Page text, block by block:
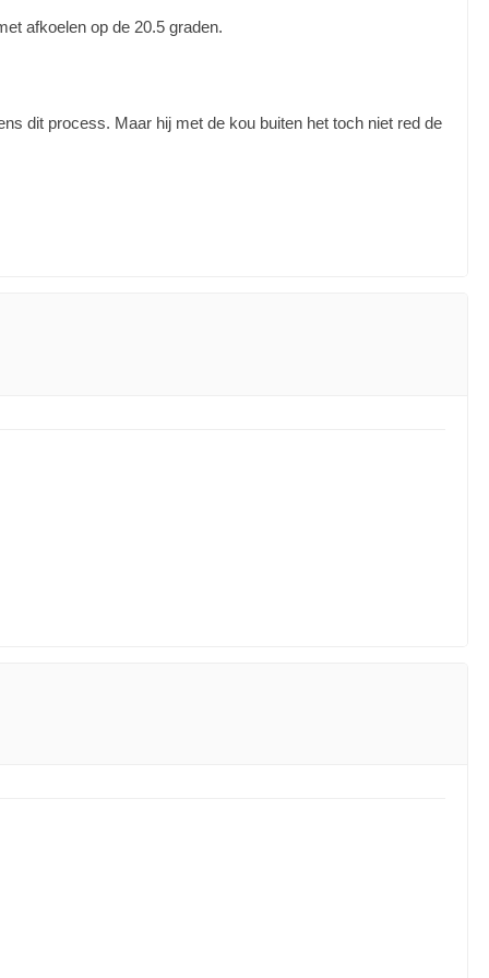
afkoelen op de 20.5 graden.
dit process. Maar hij met de kou buiten het toch niet red de